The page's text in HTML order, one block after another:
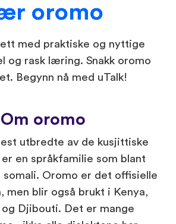
oromo
med praktiske og nyttige
og rask læring. Snakk oromo
Begynn nå med uTalk!
Om oromo
utbredte av de kusjittiske
en språkfamilie som blant
somali. Oromo er det offisielle
men blir også brukt i Kenya,
Djibouti. Det er mange